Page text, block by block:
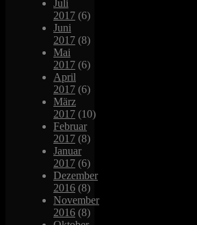
Juli
2017 (6)
Juni
2017 (8)
Mai
2017 (6)
April
2017 (6)
März
2017 (10)
Februar
2017 (8)
Januar
2017 (6)
Dezember
2016 (8)
November
2016 (8)